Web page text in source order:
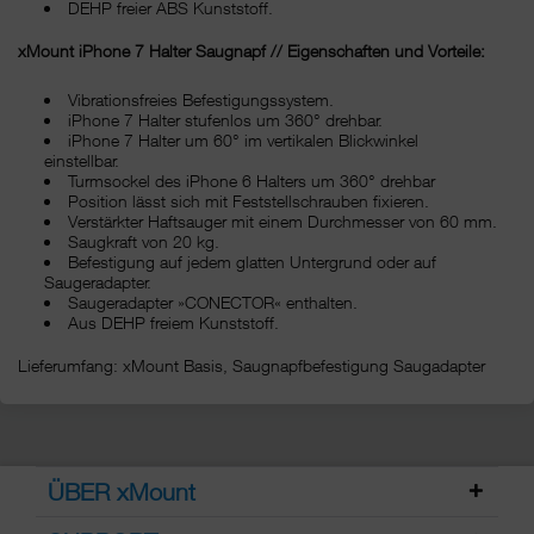
DEHP freier ABS Kunststoff.
xMount iPhone 7 Halter Saugnapf // Eigenschaften und Vorteile:
Vibrationsfreies Befestigungssystem.
iPhone 7 Halter stufenlos um 360° drehbar.
iPhone 7 Halter um 60° im vertikalen Blickwinkel
einstellbar.
Turmsockel des iPhone 6 Halters um 360° drehbar
Position lässt sich mit Feststellschrauben fixieren.
Verstärkter Haftsauger mit einem Durchmesser von 60 mm.
Saugkraft von 20 kg.
Befestigung auf jedem glatten Untergrund oder auf
Saugeradapter.
Saugeradapter »CONECTOR« enthalten.
Aus DEHP freiem Kunststoff.
Lieferumfang: xMount Basis, Saugnapfbefestigung Saugadapter
ÜBER xMount